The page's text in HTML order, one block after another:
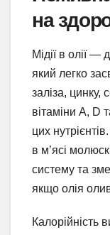
на
Мідії в олії —
який легко
заліза, цинку,
вітаміни A, D
цих
в м’ясі
систему та
якщо олія
Калорійність